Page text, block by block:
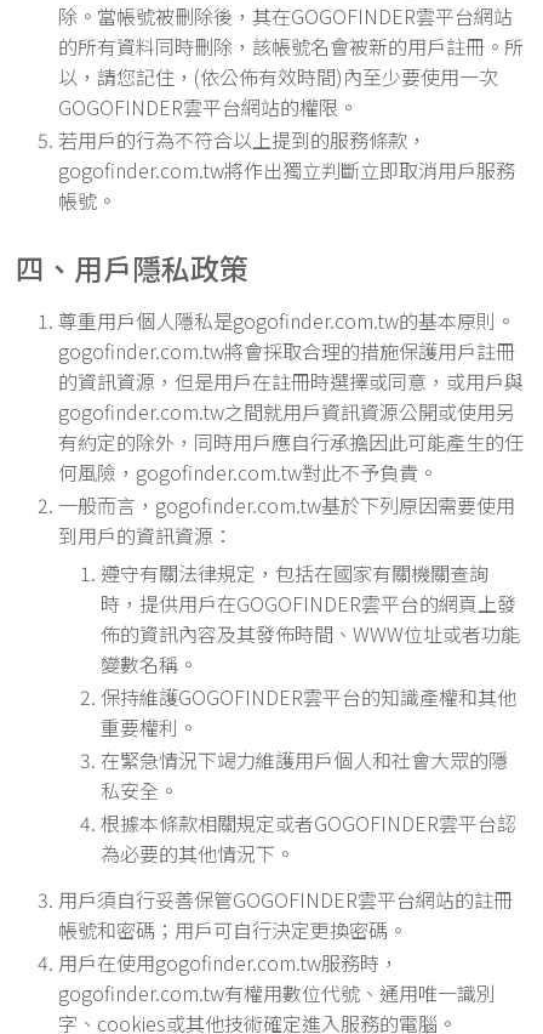
除。當帳號被刪除後，其在GOGOFINDER雲平台網站
的所有資料同時刪除，該帳號名會被新的用戶註冊。所
以，請您記住，(依公佈有效時間)內至少要使用一次
GOGOFINDER雲平台網站的權限。
若用戶的行為不符合以上提到的服務條款，
gogofinder.com.tw將作出獨立判斷立即取消用戶服務
帳號。
四、用戶隱私政策
尊重用戶個人隱私是gogofinder.com.tw的基本原則。
gogofinder.com.tw將會採取合理的措施保護用戶註冊
的資訊資源，但是用戶在註冊時選擇或同意，或用戶與
gogofinder.com.tw之間就用戶資訊資源公開或使用另
有約定的除外，同時用戶應自行承擔因此可能產生的任
何風險，gogofinder.com.tw對此不予負責。
一般而言，gogofinder.com.tw基於下列原因需要使用
到用戶的資訊資源：
遵守有關法律規定，包括在國家有關機關查詢
時，提供用戶在GOGOFINDER雲平台的網頁上發
佈的資訊內容及其發佈時間、WWW位址或者功能
變數名稱。
保持維護GOGOFINDER雲平台的知識產權和其他
重要權利。
在緊急情況下竭力維護用戶個人和社會大眾的隱
私安全。
根據本條款相關規定或者GOGOFINDER雲平台認
為必要的其他情況下。
用戶須自行妥善保管GOGOFINDER雲平台網站的註冊
帳號和密碼；用戶可自行決定更換密碼。
用戶在使用gogofinder.com.tw服務時，
gogofinder.com.tw有權用數位代號、通用唯一識別
字、cookies或其他技術確定進入服務的電腦。